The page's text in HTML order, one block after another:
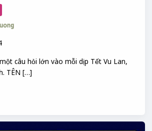
câu hỏi lớn vào mỗi dịp Tết Vu Lan,
TÊN […]